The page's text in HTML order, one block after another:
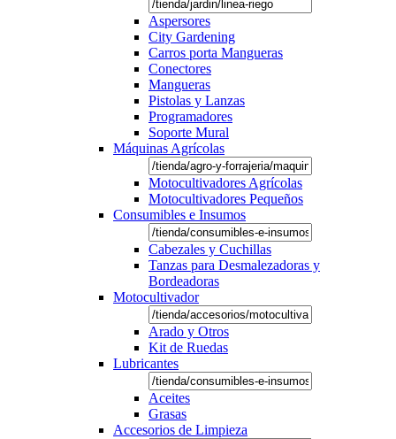
Aspersores
City Gardening
Carros porta Mangueras
Conectores
Mangueras
Pistolas y Lanzas
Programadores
Soporte Mural
Máquinas Agrícolas
Motocultivadores Agrícolas
Motocultivadores Pequeños
Consumibles e Insumos
Cabezales y Cuchillas
Tanzas para Desmalezadoras y
Bordeadoras
Motocultivador
Arado y Otros
Kit de Ruedas
Lubricantes
Aceites
Grasas
Accesorios de Limpieza